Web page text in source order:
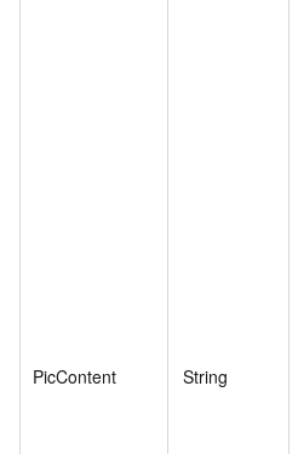
PicContent String